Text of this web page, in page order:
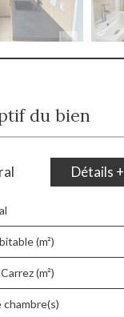
du bien
Détails +
(m²)
(m²)
chambre(s)